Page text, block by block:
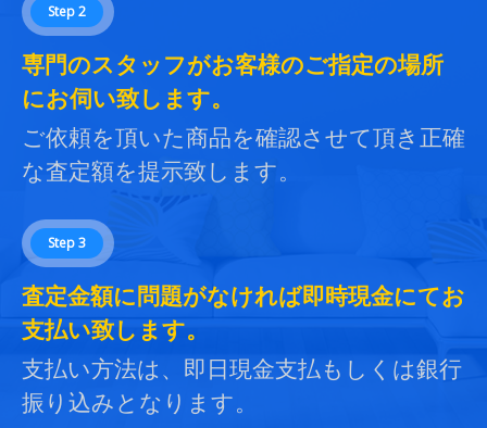
Step 2
専門のスタッフがお客様のご指定の場所
にお伺い致します。
ご依頼を頂いた商品を確認させて頂き正確
な査定額を提示致します。
Step 3
査定金額に問題がなければ即時現金にてお
支払い致します。
支払い方法は、即日現金支払もしくは銀行
振り込みとなります。